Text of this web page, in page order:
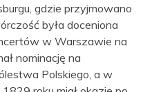
gdzie przyjmowano
była doceniona
w Warszawie na
nominację na
Polskiego, a w